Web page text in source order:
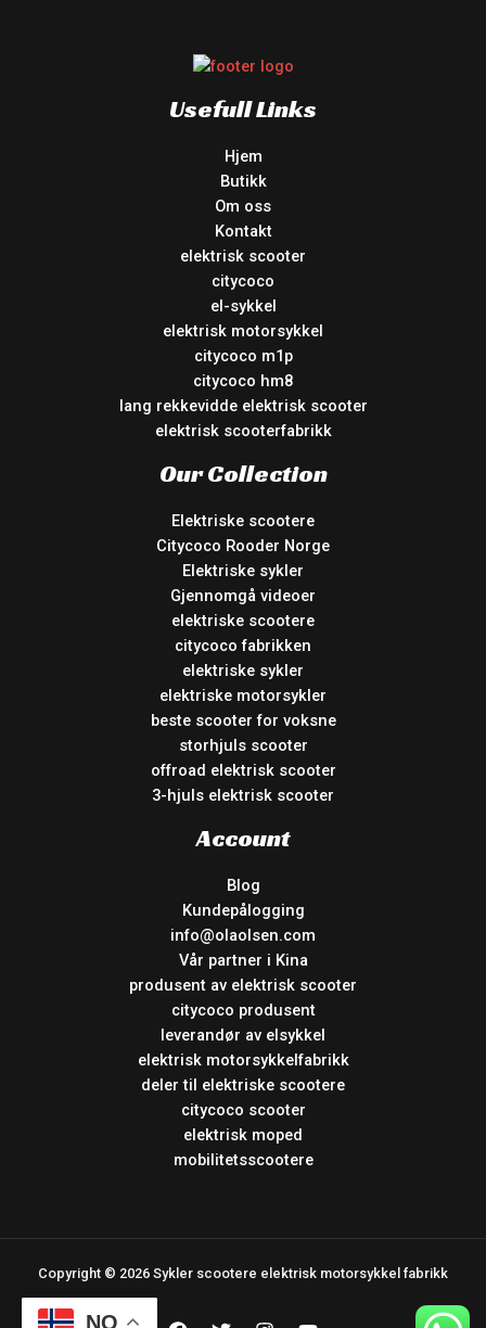
Usefull Links
Hjem
Butikk
Om oss
Kontakt
elektrisk scooter
citycoco
el-sykkel
elektrisk motorsykkel
citycoco m1p
citycoco hm8
lang rekkevidde elektrisk scooter
elektrisk scooterfabrikk
Our Collection
Elektriske scootere
Citycoco Rooder Norge
Elektriske sykler
Gjennomgå videoer
elektriske scootere
citycoco fabrikken
elektriske sykler
elektriske motorsykler
beste scooter for voksne
storhjuls scooter
offroad elektrisk scooter
3-hjuls elektrisk scooter
Account
Blog
Kundepålogging
info@olaolsen.com
Vår partner i Kina
produsent av elektrisk scooter
citycoco produsent
leverandør av elsykkel
elektrisk motorsykkelfabrikk
deler til elektriske scootere
citycoco scooter
elektrisk moped
mobilitetsscootere
Copyright © 2026 Sykler scootere elektrisk motorsykkel fabrikk
NO